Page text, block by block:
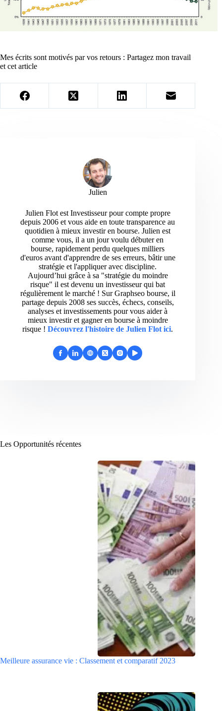
Mes écrits sont motivés par vos retours : Partagez mon travail
et cet article
Julien
Julien Flot est Investisseur pour compte propre
depuis 2006 et vous aide en toute transparence au
quotidien à mieux investir en bourse. Julien est
comme vous, il a un jour voulu débuter en
bourse, rapidement perdu quelques milliers
d'euros avant d'apprendre de ses erreurs, bâtir une
stratégie et l'appliquer avec discipline.
Aujourd’hui grâce à sa "stratégie du moindre
risque" il est devenu un investisseur qui bat
régulièrement le marché ! Sur Graphseo bourse, il
partage depuis 2008 ses succès, échecs, conseils,
analyses et investissements pour vous aider à
mieux investir et gagner en bourse à moindre
risque ! Découvrez l'histoire de Julien Flot ici.
Les Opportunités récentes
Meilleure assurance vie : Classement et comparatif 2023